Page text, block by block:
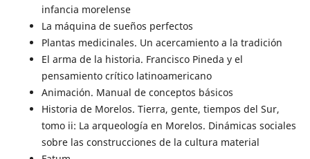
infancia morelense
La máquina de sueños perfectos
Plantas medicinales. Un acercamiento a la tradición
El arma de la historia. Francisco Pineda y el
pensamiento crítico latinoamericano
Animación. Manual de conceptos básicos
Historia de Morelos. Tierra, gente, tiempos del Sur,
tomo ii: La arqueología en Morelos. Dinámicas sociales
sobre las construcciones de la cultura material